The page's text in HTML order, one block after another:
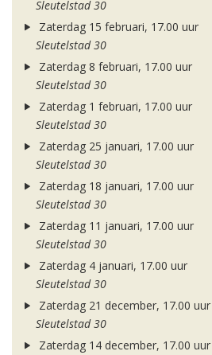
Sleutelstad 30
Zaterdag 15 februari, 17.00 uur
Sleutelstad 30
Zaterdag 8 februari, 17.00 uur
Sleutelstad 30
Zaterdag 1 februari, 17.00 uur
Sleutelstad 30
Zaterdag 25 januari, 17.00 uur
Sleutelstad 30
Zaterdag 18 januari, 17.00 uur
Sleutelstad 30
Zaterdag 11 januari, 17.00 uur
Sleutelstad 30
Zaterdag 4 januari, 17.00 uur
Sleutelstad 30
Zaterdag 21 december, 17.00 uur
Sleutelstad 30
Zaterdag 14 december, 17.00 uur